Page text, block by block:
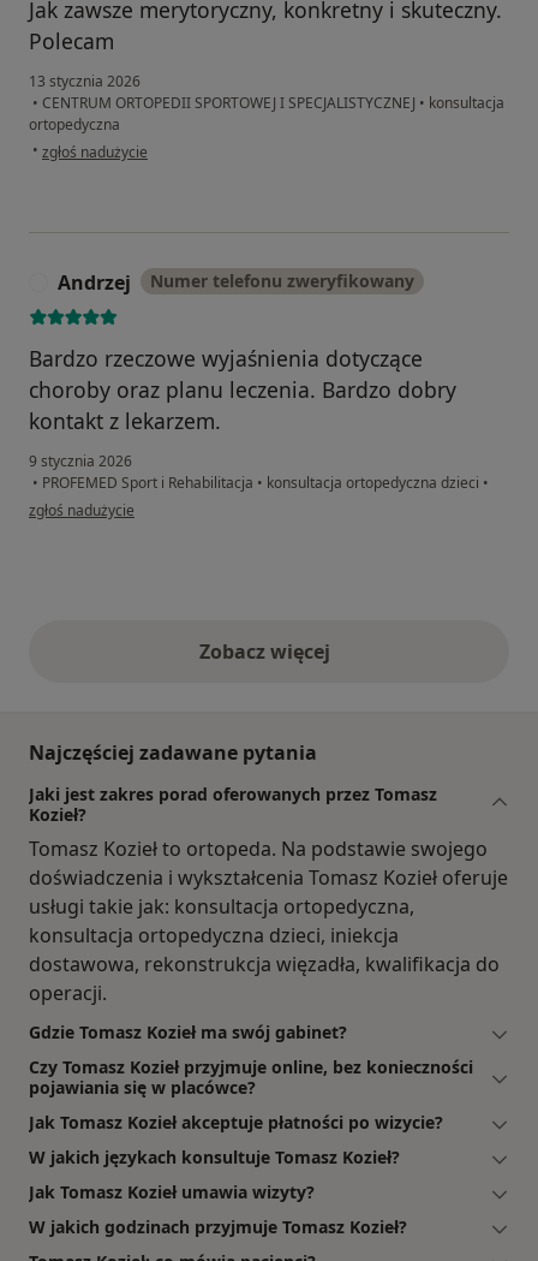
Jak zawsze merytoryczny, konkretny i skuteczny.
Polecam
13 stycznia 2026
• CENTRUM ORTOPEDII SPORTOWEJ I SPECJALISTYCZNEJ • konsultacja
ortopedyczna
• w opinii użytkownika Marcin J
zgłoś nadużycie
Andrzej Numer telefonu zweryfikowany
Bardzo rzeczowe wyjaśnienia dotyczące
choroby oraz planu leczenia. Bardzo dobry
kontakt z lekarzem.
9 stycznia 2026
• PROFEMED Sport i Rehabilitacja • konsultacja ortopedyczna dzieci •
w opinii użytkownika Andrzej
zgłoś nadużycie
Zobacz więcejopinie powyżej
Najczęściej zadawane pytania
Jaki jest zakres porad oferowanych przez Tomasz
Kozieł?
Tomasz Kozieł to ortopeda. Na podstawie swojego
doświadczenia i wykształcenia Tomasz Kozieł oferuje
usługi takie jak: konsultacja ortopedyczna,
konsultacja ortopedyczna dzieci, iniekcja
dostawowa, rekonstrukcja więzadła, kwalifikacja do
operacji.
Gdzie Tomasz Kozieł ma swój gabinet?
Czy Tomasz Kozieł przyjmuje online, bez konieczności
pojawiania się w placówce?
Jak Tomasz Kozieł akceptuje płatności po wizycie?
W jakich językach konsultuje Tomasz Kozieł?
Jak Tomasz Kozieł umawia wizyty?
W jakich godzinach przyjmuje Tomasz Kozieł?